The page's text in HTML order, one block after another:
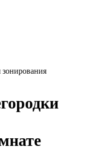
зонирования